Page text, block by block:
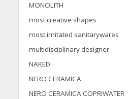
MONOLITH
most creative shapes
most imitated sanitarywares
multidisciplinary designer
NAKED
NERO CERAMICA
NERO CERAMICA COPRIWATER